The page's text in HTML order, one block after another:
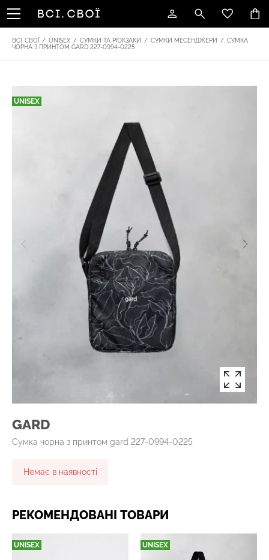
ВСІ. СВОЇ / UNISEX / СУМКИ ТА РЮКЗАКИ / СУМКИ МЕСЕНДЖЕРИ / СУМКА
ЧОРНА З ПРИНТОМ GARD 227-0994-0225
UNISEX
GARD
Сумка чорна з принтом gard 227-0994-0225
Немає в наявності
РЕКОМЕНДОВАНІ ТОВАРИ
UNISEX UNISEX